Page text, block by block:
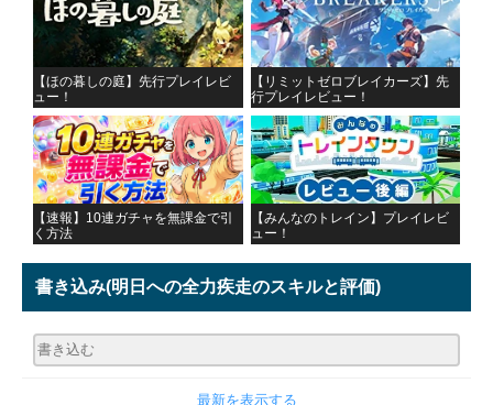
【ほの暮しの庭】先行プレイレビ
ュー！
【リミットゼロブレイカーズ】先
行プレイレビュー！
【速報】10連ガチャを無課金で引
く方法
【みんなのトレイン】プレイレビ
ュー！
書き込み(明日への全力疾走のスキルと評価)
最新を表示する